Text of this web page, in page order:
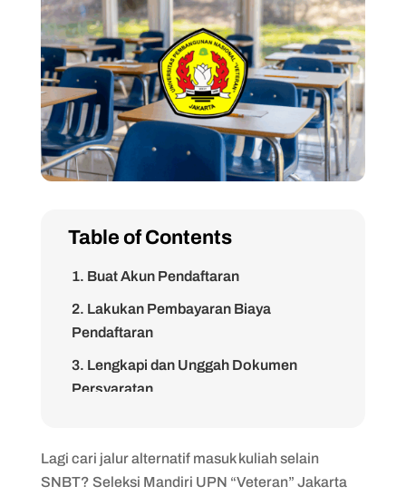
Table of Contents
1. Buat Akun Pendaftaran
2. Lakukan Pembayaran Biaya
Pendaftaran
3. Lengkapi dan Unggah Dokumen
Persyaratan
5. Ikuti Ujian Seleksi
6. Pantau Pengumuman Hasil Seleksi
Lagi cari jalur alternatif masuk kuliah selain
SNBT? Seleksi Mandiri UPN “Veteran” Jakarta